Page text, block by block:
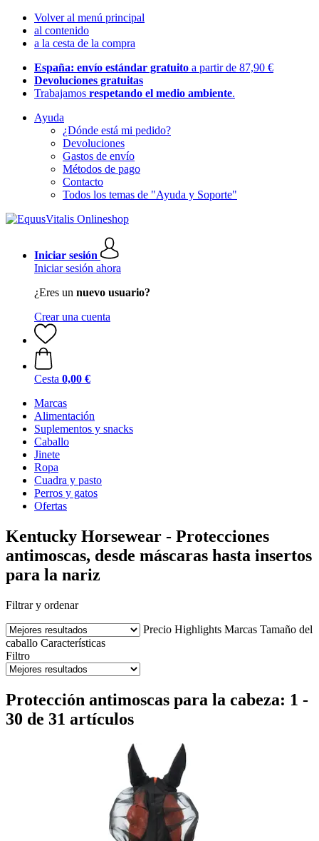
Volver al menú principal
al contenido
a la cesta de la compra
España: envío estándar gratuito a partir de 87,90 €
Devoluciones gratuitas
Trabajamos respetando el medio ambiente.
Ayuda
¿Dónde está mi pedido?
Devoluciones
Gastos de envío
Métodos de pago
Contacto
Todos los temas de "Ayuda y Soporte"
Iniciar sesión
Iniciar sesión ahora
¿Eres un nuevo usuario?
Crear una cuenta
Cesta 0,00 €
Marcas
Alimentación
Suplementos y snacks
Caballo
Jinete
Ropa
Cuadra y pasto
Perros y gatos
Ofertas
Kentucky Horsewear - Protecciones
antimoscas, desde máscaras hasta insertos
para la nariz
Filtrar y ordenar
Precio Highlights Marcas Tamaño del
caballo Características
Filtro
Protección antimoscas para la cabeza: 1 -
30 de 31 artículos